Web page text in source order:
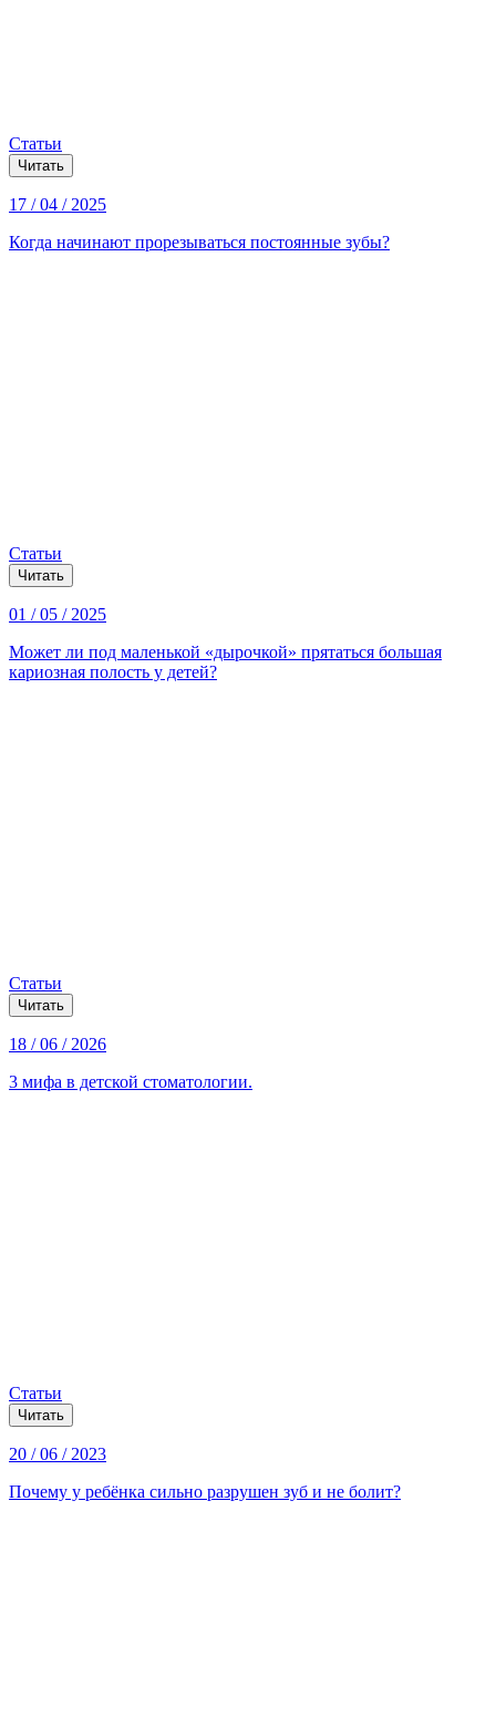
Статьи
Читать
17 / 04 / 2025
Когда начинают прорезываться постоянные зубы?
Статьи
Читать
01 / 05 / 2025
Может ли под маленькой «дырочкой» прятаться большая
кариозная полость у детей?
Статьи
Читать
18 / 06 / 2026
3 мифа в детской стоматологии.
Статьи
Читать
20 / 06 / 2023
Почему у ребёнка сильно разрушен зуб и не болит?